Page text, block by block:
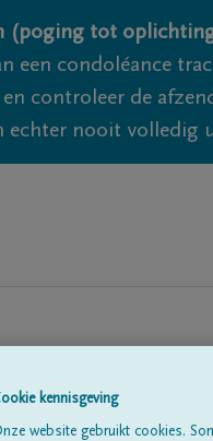
(poging tot
een condoléance
controleer de
nooit volledig
kennisgeving
website gebruikt cookies.